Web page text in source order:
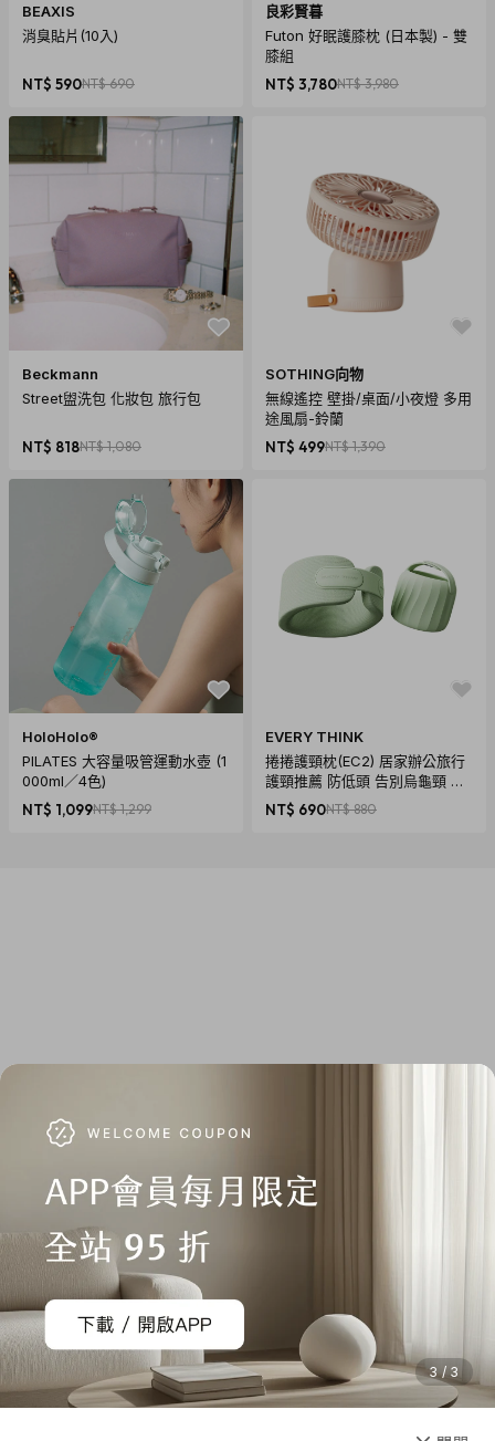
BEAXIS
消臭貼片(10入)
NT$ 590NT$ 690
良彩賢暮
Futon 好眠護膝枕 (日本製) - 雙
膝組
NT$ 3,780NT$ 3,980
Beckmann
Street盥洗包 化妝包 旅行包
NT$ 818NT$ 1,080
SOTHING向物
無線遙控 壁掛/桌面/小夜燈 多用
途風扇-鈴蘭
NT$ 499NT$ 1,390
HoloHolo®
PILATES 大容量吸管運動水壺 (1
000ml／4色)
NT$ 1,099NT$ 1,299
EVERY THINK
捲捲護頸枕(EC2) 居家辦公旅行
護頸推薦 防低頭 告別烏龜頸 頸
椎養護 多色可選
NT$ 690NT$ 880
3 / 3